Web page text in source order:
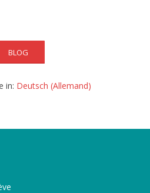
BLOG
in: Deutsch (Allemand)